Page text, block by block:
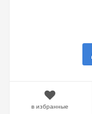
в избранные